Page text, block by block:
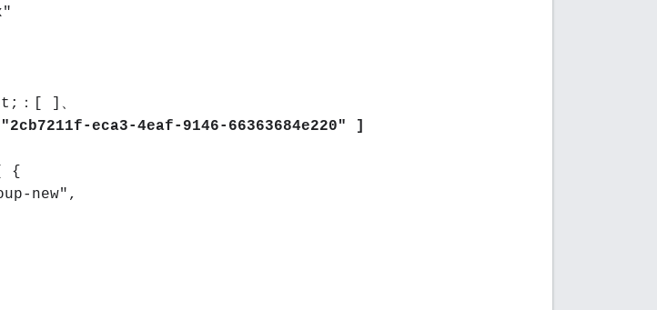
：[ ]、
eca3-4eaf-9146-66363684e220" ]
{
new",